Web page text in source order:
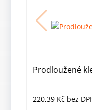
Prodloužené
220,39 Kč bez